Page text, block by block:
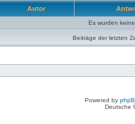
Autor
Es wurden
Beiträge der letzten
Powered by
Deutsche